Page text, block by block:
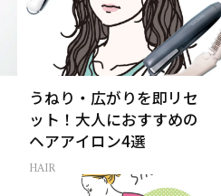
うねり・広がりを即リセ
ット！大人におすすめの
ヘアアイロン4選
HAIR